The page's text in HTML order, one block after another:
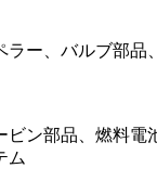
ラー、バルブ部品
ビン部品、燃料電
ム